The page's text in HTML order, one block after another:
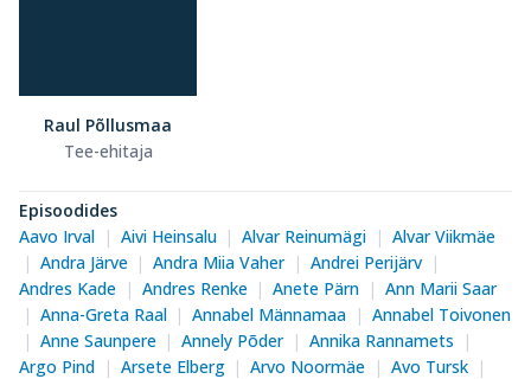
Raul Põllusmaa
Tee-ehitaja
Episoodides
Aavo Irval
Aivi Heinsalu Alvar Reinumägi
Alvar Viikmäe
Andra Järve
Andra Miia Vaher
Andrei Perijärv
Andres Kade
Andres Renke Anete Pärn
Ann Marii Saar
Anna-Greta Raal
Annabel Männamaa
Annabel Toivonen
Anne Saunpere
Annely Põder
Annika Rannamets
Argo Pind
Arsete Elberg Arvo Noormäe
Avo Tursk